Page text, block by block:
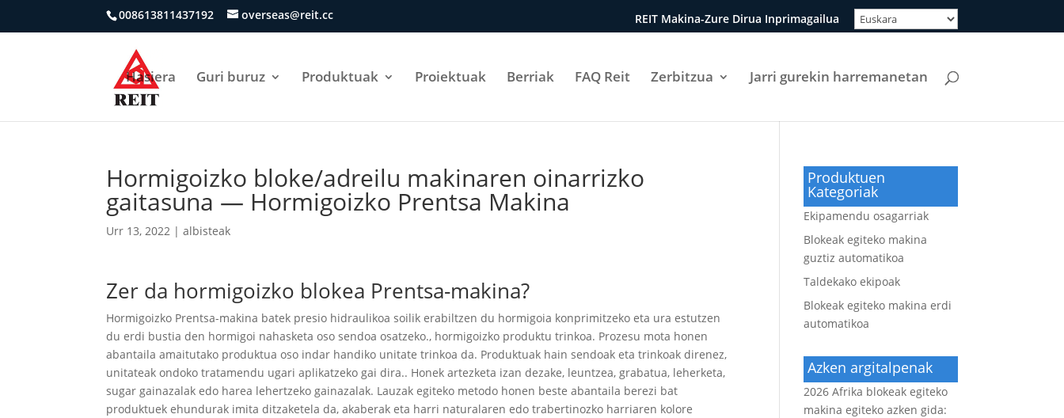
008613811437192 overseas@reit.cc REIT Makina-Zure Dirua Inprimagailua
Hasiera Guri buruz Produktuak Proiektuak Berriak FAQ Reit Zerbitzua Jarri gurekin harremanetan
Hormigoizko bloke/adreilu makinaren oinarrizko
gaitasuna — Hormigoizko Prentsa Makina
Urr 13, 2022 |albisteak
Zer da hormigoizko blokea Prentsa-makina?
Hormigoizko Prentsa-makina batek presio hidraulikoa soilik erabiltzen du hormigoia konprimitzeko eta ura estutzen
du erdi bustia den hormigoi nahasketa oso sendoa osatzeko., hormigoizko produktu trinkoa. Prozesu mota honen
abantaila amaitutako produktua oso indar handiko unitate trinkoa da. Produktuak hain sendoak eta trinkoak direnez,
unitateak ondoko tratamendu ugari aplikatzeko gai dira.. Honek artezketa izan dezake, leuntzea, grabatua, leherketa,
sugar gainazalak edo harea lehertzeko gainazalak. Lauzak egiteko metodo honen beste abantaila berezi bat
produktuek ehundurak imita ditzaketela da, akaberak eta harri naturalaren edo trabertinozko harriaren kolore
Produktuen
Kategoriak
Ekipamendu osagarriak
Blokeak egiteko makina
guztiz automatikoa
Taldekako ekipoak
Blokeak egiteko makina erdi
automatikoa
Azken argitalpenak
2026 Afrika blokeak egiteko
makina egiteko azken gida: